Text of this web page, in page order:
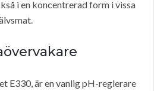
i en koncentrerad form i vissa
E330, är en vanlig pH-reglerare